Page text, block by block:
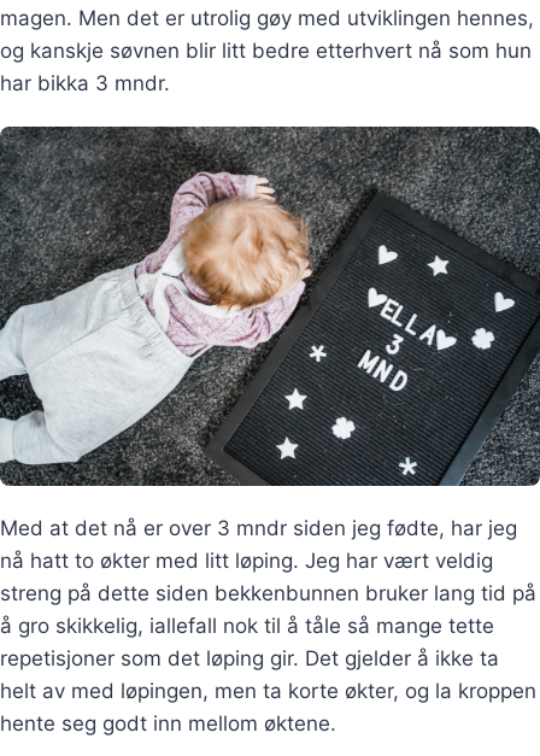
magen. Men det er utrolig gøy med utviklingen hennes,
og kanskje søvnen blir litt bedre etterhvert nå som hun
har bikka 3 mndr.
Med at det nå er over 3 mndr siden jeg fødte, har jeg
nå hatt to økter med litt løping. Jeg har vært veldig
streng på dette siden bekkenbunnen bruker lang tid på
å gro skikkelig, iallefall nok til å tåle så mange tette
repetisjoner som det løping gir. Det gjelder å ikke ta
helt av med løpingen, men ta korte økter, og la kroppen
hente seg godt inn mellom øktene.